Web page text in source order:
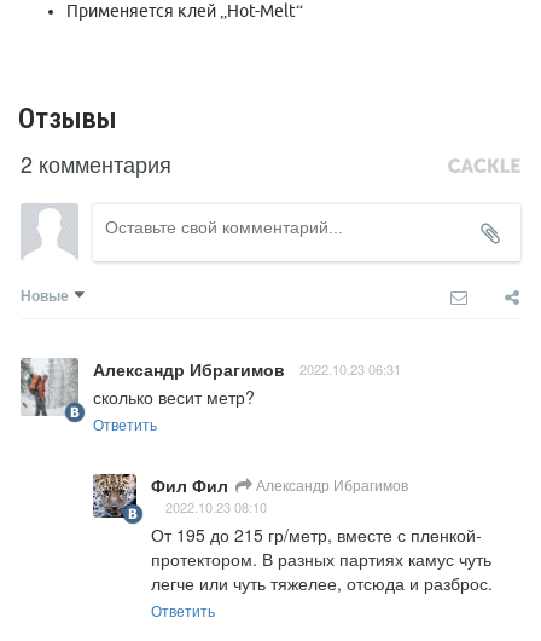
Применяется клей „Hot-Melt“
Отзывы
2 комментария
Новые
Александр Ибрагимов 2022.10.23 06:31
сколько весит метр?
Ответить
Фил Фил Александр Ибрагимов
2022.10.23 08:10
От 195 до 215 гр/метр, вместе с пленкой-
протектором. В разных партиях камус чуть
легче или чуть тяжелее, отсюда и разброс.
Ответить